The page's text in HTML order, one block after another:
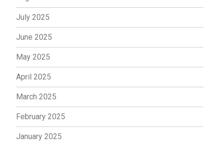
July 2025
June 2025
May 2025
April 2025
March 2025
February 2025
January 2025